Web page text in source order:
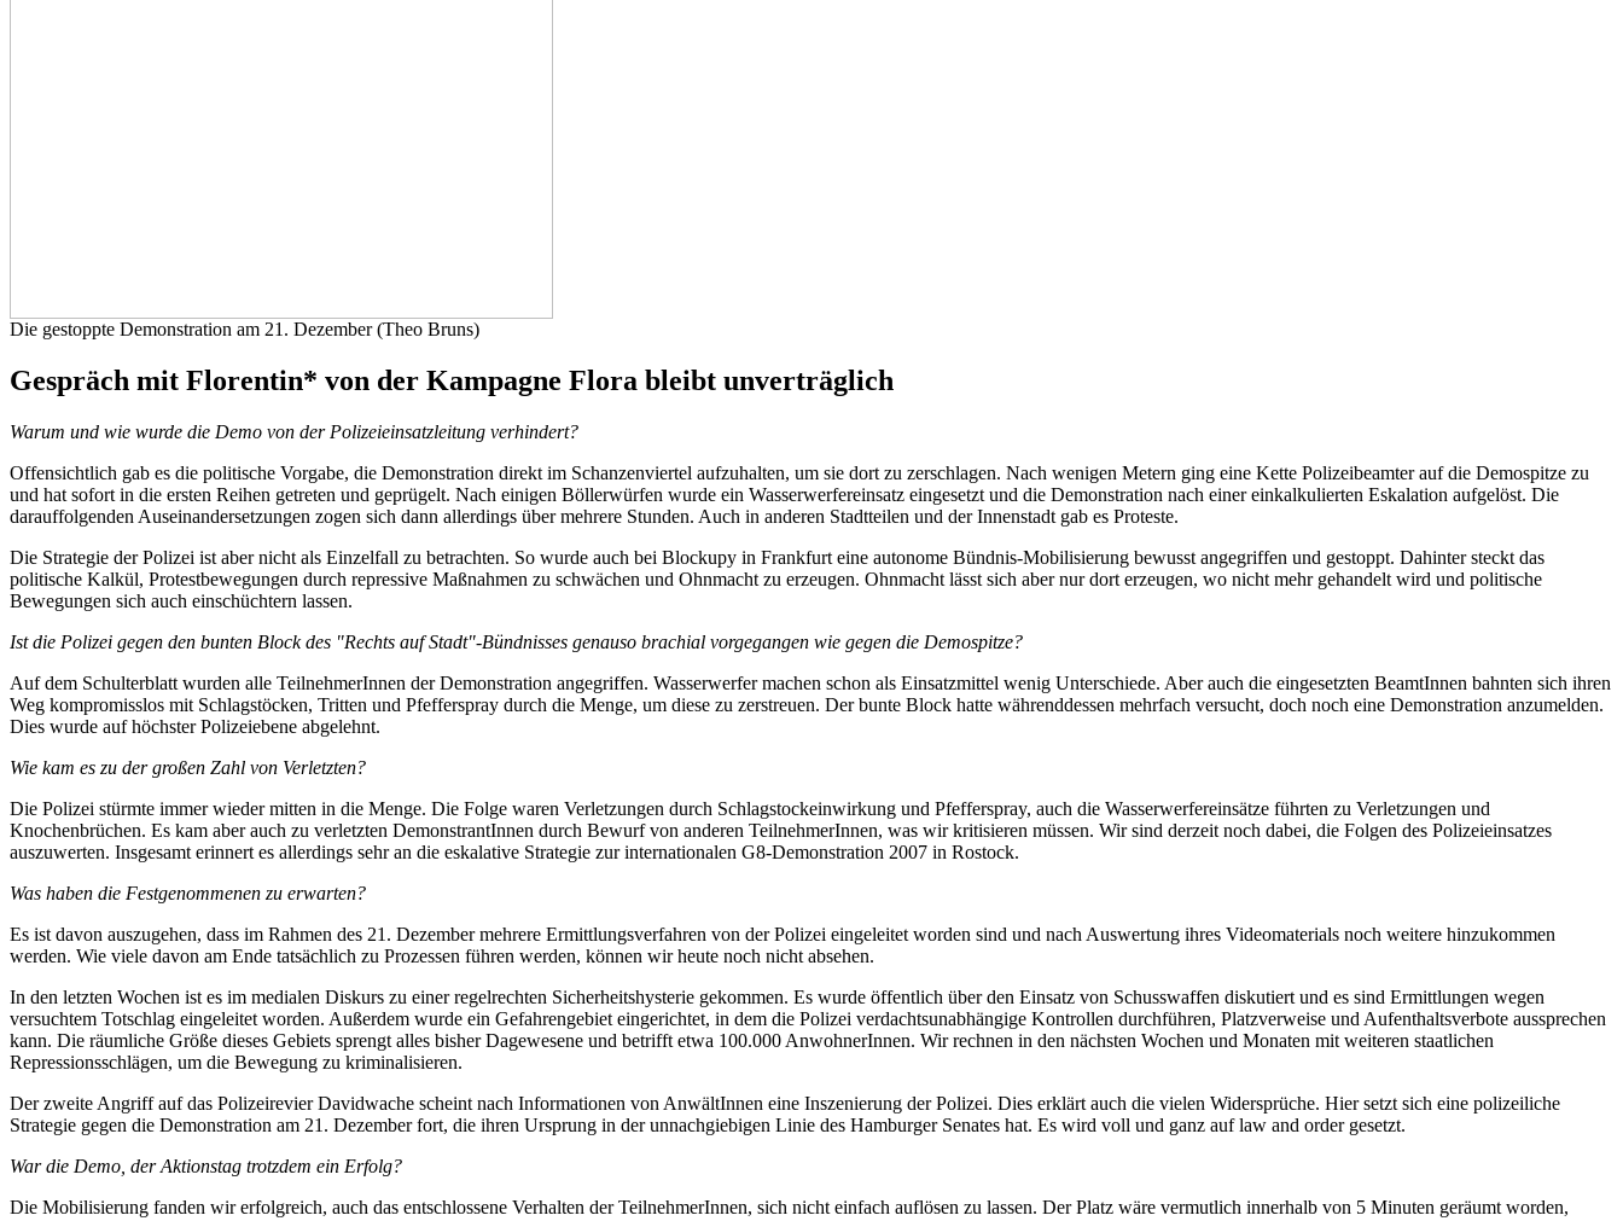
Die gestoppte Demonstration am 21. Dezember (Theo Bruns)
Gespräch mit Florentin* von der Kampagne Flora bleibt unverträglich
Warum und wie wurde die Demo von der Polizeieinsatzleitung verhindert?
Offensichtlich gab es die politische Vorgabe, die Demonstration direkt im Schanzenviertel aufzuhalten, um sie dort zu zerschlagen. Nach wenigen Metern ging eine Kette Polizeibeamter auf die Demospitze zu
und hat sofort in die ersten Reihen getreten und geprügelt. Nach einigen Böllerwürfen wurde ein Wasserwerfereinsatz eingesetzt und die Demonstration nach einer einkalkulierten Eskalation aufgelöst. Die
darauffolgenden Auseinandersetzungen zogen sich dann allerdings über mehrere Stunden. Auch in anderen Stadtteilen und der Innenstadt gab es Proteste.
Die Strategie der Polizei ist aber nicht als Einzelfall zu betrachten. So wurde auch bei Blockupy in Frankfurt eine autonome Bündnis-Mobilisierung bewusst angegriffen und gestoppt. Dahinter steckt das
politische Kalkül, Protestbewegungen durch repressive Maßnahmen zu schwächen und Ohnmacht zu erzeugen. Ohnmacht lässt sich aber nur dort erzeugen, wo nicht mehr gehandelt wird und politische
Bewegungen sich auch einschüchtern lassen.
Ist die Polizei gegen den bunten Block des "Rechts auf Stadt"-Bündnisses genauso brachial vorgegangen wie gegen die Demospitze?
Auf dem Schulterblatt wurden alle TeilnehmerInnen der Demonstration angegriffen. Wasserwerfer machen schon als Einsatzmittel wenig Unterschiede. Aber auch die eingesetzten BeamtInnen bahnten sich ihren
Weg kompromisslos mit Schlagstöcken, Tritten und Pfefferspray durch die Menge, um diese zu zerstreuen. Der bunte Block hatte währenddessen mehrfach versucht, doch noch eine Demonstration anzumelden.
Dies wurde auf höchster Polizeiebene abgelehnt.
Wie kam es zu der großen Zahl von Verletzten?
Die Polizei stürmte immer wieder mitten in die Menge. Die Folge waren Verletzungen durch Schlagstockeinwirkung und Pfefferspray, auch die Wasserwerfereinsätze führten zu Verletzungen und
Knochenbrüchen. Es kam aber auch zu verletzten DemonstrantInnen durch Bewurf von anderen TeilnehmerInnen, was wir kritisieren müssen. Wir sind derzeit noch dabei, die Folgen des Polizeieinsatzes
auszuwerten. Insgesamt erinnert es allerdings sehr an die eskalative Strategie zur internationalen G8-Demonstration 2007 in Rostock.
Was haben die Festgenommenen zu erwarten?
Es ist davon auszugehen, dass im Rahmen des 21. Dezember mehrere Ermittlungsverfahren von der Polizei eingeleitet worden sind und nach Auswertung ihres Videomaterials noch weitere hinzukommen
werden. Wie viele davon am Ende tatsächlich zu Prozessen führen werden, können wir heute noch nicht absehen.
In den letzten Wochen ist es im medialen Diskurs zu einer regelrechten Sicherheitshysterie gekommen. Es wurde öffentlich über den Einsatz von Schusswaffen diskutiert und es sind Ermittlungen wegen
versuchtem Totschlag eingeleitet worden. Außerdem wurde ein Gefahrengebiet eingerichtet, in dem die Polizei verdachtsunabhängige Kontrollen durchführen, Platzverweise und Aufenthaltsverbote aussprechen
kann. Die räumliche Größe dieses Gebiets sprengt alles bisher Dagewesene und betrifft etwa 100.000 AnwohnerInnen. Wir rechnen in den nächsten Wochen und Monaten mit weiteren staatlichen
Repressionsschlägen, um die Bewegung zu kriminalisieren.
Der zweite Angriff auf das Polizeirevier Davidwache scheint nach Informationen von AnwältInnen eine Inszenierung der Polizei. Dies erklärt auch die vielen Widersprüche. Hier setzt sich eine polizeiliche
Strategie gegen die Demonstration am 21. Dezember fort, die ihren Ursprung in der unnachgiebigen Linie des Hamburger Senates hat. Es wird voll und ganz auf law and order gesetzt.
War die Demo, der Aktionstag trotzdem ein Erfolg?
Die Mobilisierung fanden wir erfolgreich, auch das entschlossene Verhalten der TeilnehmerInnen, sich nicht einfach auflösen zu lassen. Der Platz wäre vermutlich innerhalb von 5 Minuten geräumt worden,